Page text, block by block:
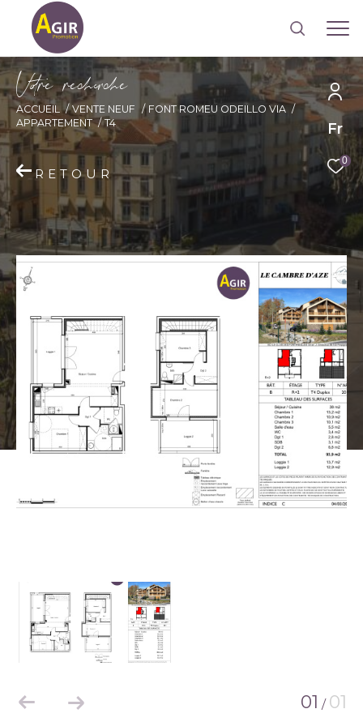
Fr
0
Vore recece
ACCUEIL VENTE NEUF
FONT ROMEU ODEILLO VIA
APPARTEMENT
T4
RETOUR
01 / 01